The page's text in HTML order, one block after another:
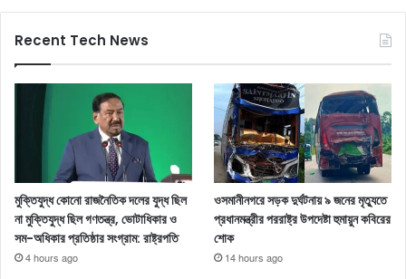
Recent Tech News
মুক্তিযুদ্ধ কোনো রাজনৈতিক দলের যুদ্ধ ছিল
না মুক্তিযুদ্ধ ছিল গণতন্ত্র, ভোটাধিকার ও
সম-অধিকার প্রতিষ্ঠার সংগ্রাম: রাষ্ট্রপতি
4 hours ago
ওসমানীনগরে সড়ক দুর্ঘটনায় ৯ জনের মৃত্যুতে
প্রধানমন্ত্রীর পররাষ্ট্র উপদেষ্টা হুমায়ুন কবিরের
শোক
14 hours ago